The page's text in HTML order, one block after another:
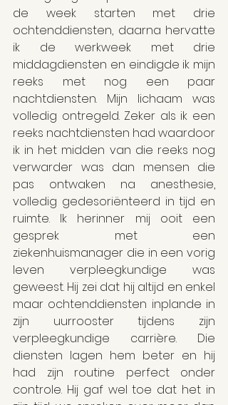
de week starten met drie
ochtenddiensten, daarna hervatte
ik de werkweek met drie
middagdiensten en eindigde ik mijn
reeks met nog een paar
nachtdiensten. Mijn lichaam was
volledig ontregeld. Zeker als ik een
reeks nachtdiensten had waardoor
ik in het midden van die reeks nog
verwarder was dan mensen die
pas ontwaken na anesthesie,
volledig gedesoriënteerd in tijd en
ruimte. Ik herinner mij ooit een
gesprek met een
ziekenhuismanager die in een vorig
leven verpleegkundige was
geweest. Hij zei dat hij altijd en enkel
maar ochtenddiensten inplande in
zijn uurrooster tijdens zijn
verpleegkundige carrière. Die
diensten lagen hem beter en hij
had zijn routine perfect onder
controle. Hij gaf wel toe dat het in